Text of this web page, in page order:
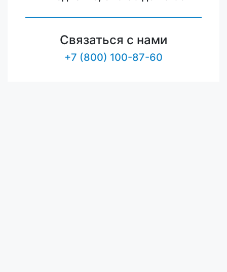
Связаться с нами
+7 (800) 100-87-60